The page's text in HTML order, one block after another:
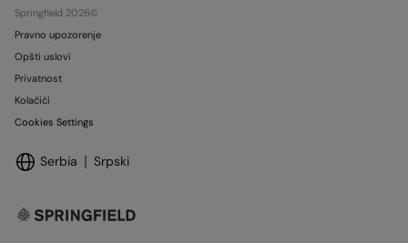
Springfield 2026©
Pravno upozorenje
Opšti uslovi
Privatnost
Kolačići
Cookies Settings
Serbia Srpski